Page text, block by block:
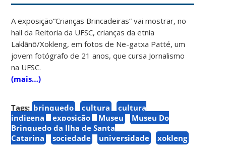
A exposição“Crianças Brincadeiras” vai mostrar, no
hall da Reitoria da UFSC, crianças da etnia
Laklãnõ/Xokleng, em fotos de Ne-gatxa Patté, um
jovem fotógrafo de 21 anos, que cursa Jornalismo
na UFSC.
(mais…)
Tags: brinquedo cultura
cultura
indigena
exposição Museu
Museu Do
Brinquedo da Ilha de Santa
Catarina
sociedade universidade xokleng